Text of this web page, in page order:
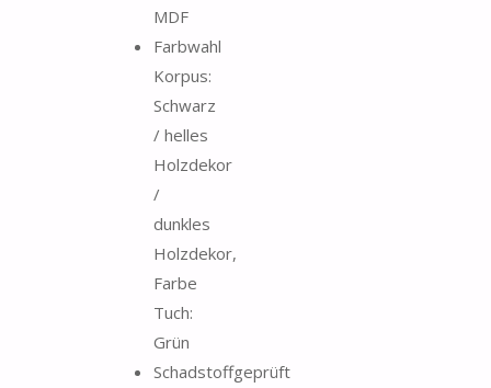
MDF
Farbwahl
Korpus:
Schwarz
/ helles
Holzdekor
/
dunkles
Holzdekor,
Farbe
Tuch:
Grün
Schadstoffgeprüft